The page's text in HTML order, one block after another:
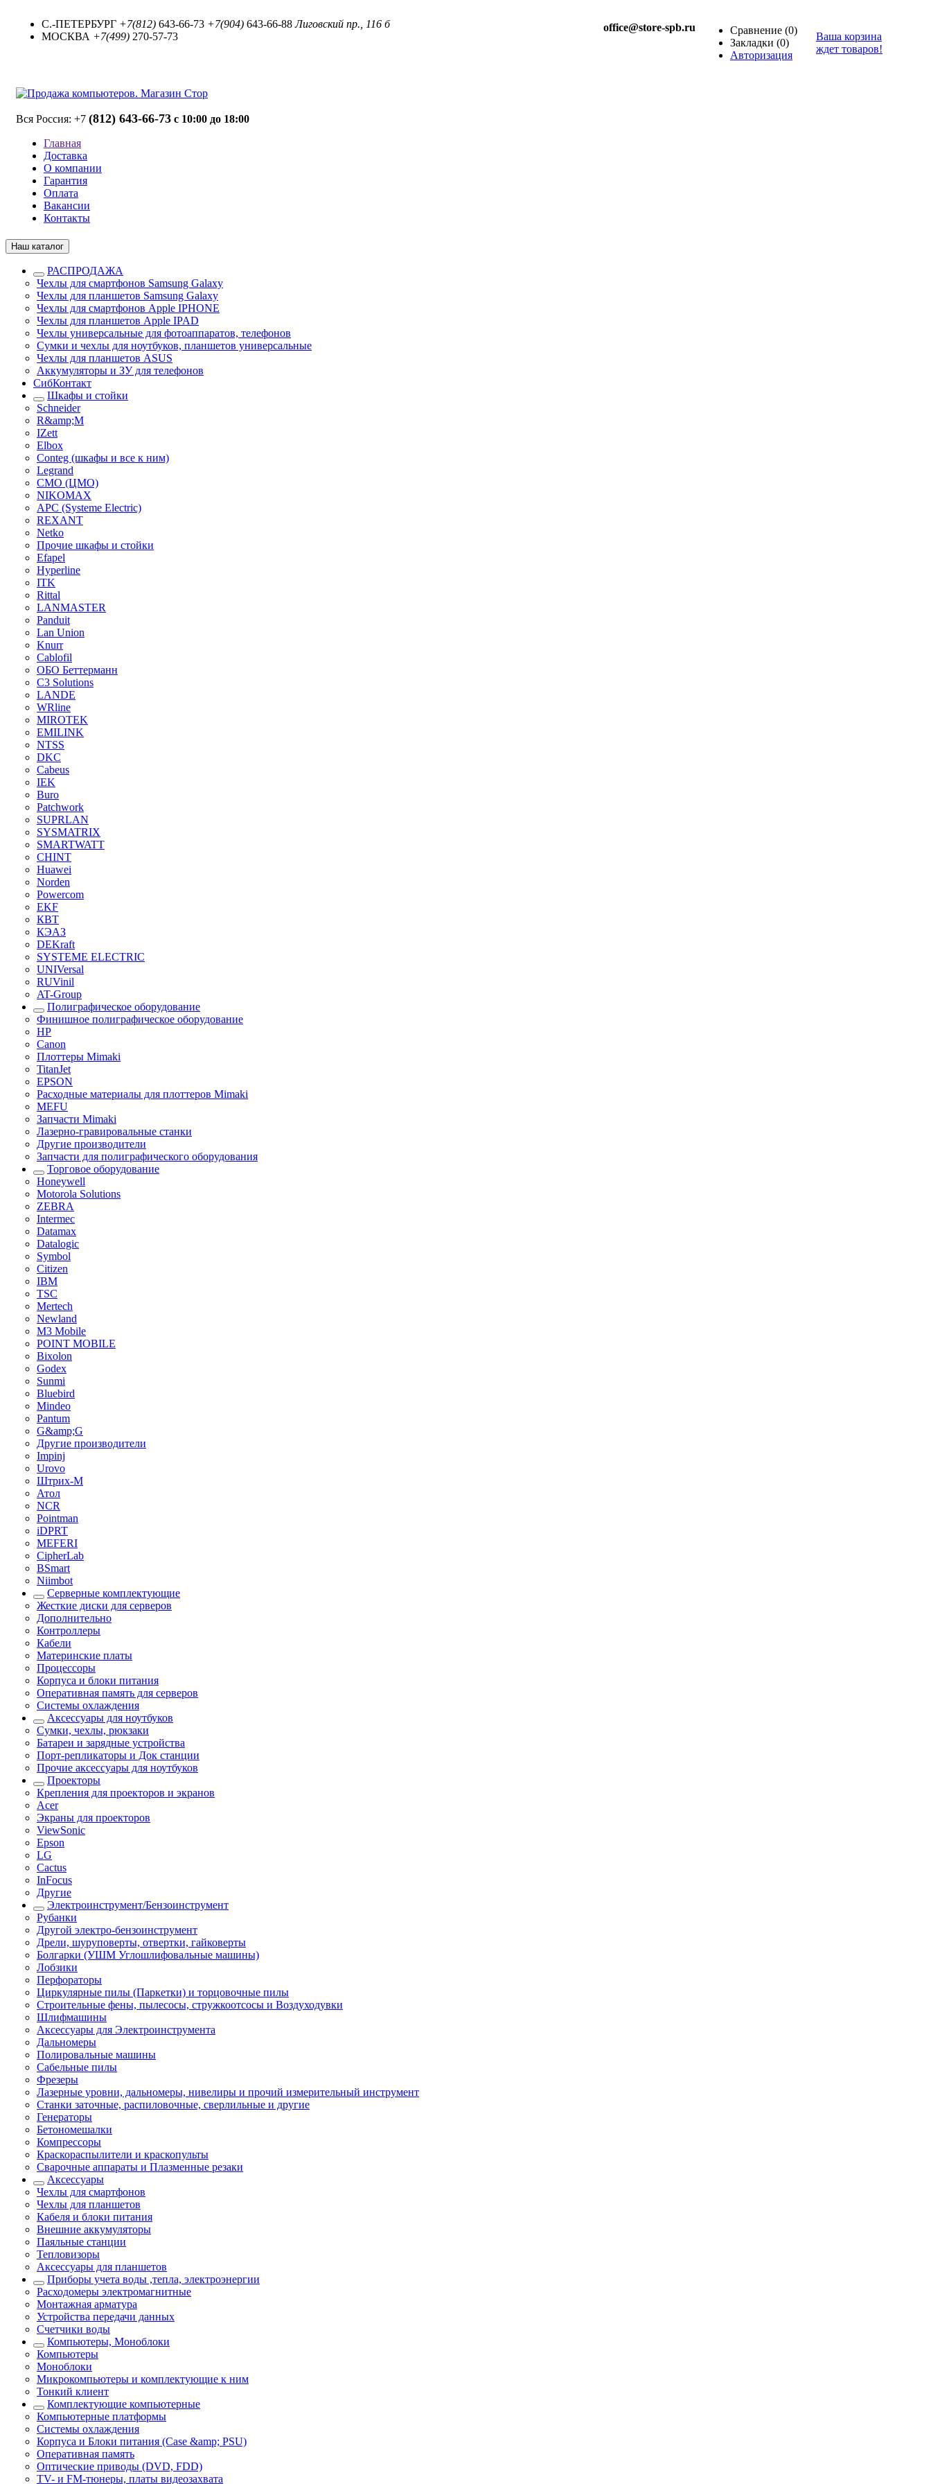
С.-ПЕТЕРБУРГ +7(812) 643-66-73 +7(904) 643-66-88Лиговский пр., 116 б
МОСКВА +7(499) 270-57-73
office@store-spb.ru Сравнение (0)
Закладки (0)
Авторизация
Ваша корзина
ждет товаров!
Вся Россия: +7 (812) 643-66-73 с 10:00 до 18:00
Главная
Доставка
О компании
Гарантия
Оплата
Вакансии
Контакты
Наш каталог
РАСПРОДАЖА
Чехлы для смартфонов Samsung Galaxy
Чехлы для планшетов Samsung Galaxy
Чехлы для смартфонов Apple IPHONE
Чехлы для планшетов Apple IPAD
Чехлы универсальные для фотоаппаратов, телефонов
Сумки и чехлы для ноутбуков, планшетов универсальные
Чехлы для планшетов ASUS
Аккумуляторы и ЗУ для телефонов
СибКонтакт
Шкафы и стойки
Schneider
R&amp;M
IZett
Elbox
Conteg (шкафы и все к ним)
Legrand
CMO (ЦМО)
NIKOMAX
APC (Systeme Electric)
REXANT
Netko
Прочие шкафы и стойки
Efapel
Hyperline
ITK
Rittal
LANMASTER
Panduit
Lan Union
Knurr
Cablofil
ОБО Беттерманн
C3 Solutions
LANDE
WRline
MIROTEK
EMILINK
NTSS
DKC
Cabeus
IEK
Buro
Patchwork
SUPRLAN
SYSMATRIX
SMARTWATT
CHINT
Huawei
Norden
Powercom
EKF
КВТ
КЭАЗ
DEKraft
SYSTEME ELECTRIC
UNIVersal
RUVinil
AT-Group
Полиграфическое оборудование
Финишное полиграфическое оборудование
HP
Canon
Плоттеры Mimaki
TitanJet
EPSON
Расходные материалы для плоттеров Mimaki
MEFU
Запчасти Mimaki
Лазерно-гравировальные станки
Другие производители
Запчасти для полиграфического оборудования
Торговое оборудование
Honeywell
Motorola Solutions
ZEBRA
Intermec
Datamax
Datalogic
Symbol
Citizen
IBM
TSC
Mertech
Newland
M3 Mobile
POINT MOBILE
Bixolon
Godex
Sunmi
Bluebird
Mindeo
Pantum
G&amp;G
Другие производители
Impinj
Urovo
Штрих-М
Атол
NCR
Pointman
iDPRT
MEFERI
CipherLab
BSmart
Niimbot
Серверные комплектующие
Жесткие диски для серверов
Дополнительно
Контроллеры
Кабели
Материнские платы
Процессоры
Корпуса и блоки питания
Оперативная память для серверов
Системы охлаждения
Аксессуары для ноутбуков
Сумки, чехлы, рюкзаки
Батареи и зарядные устройства
Порт-репликаторы и Док станции
Прочие аксессуары для ноутбуков
Проекторы
Крепления для проекторов и экранов
Acer
Экраны для проекторов
ViewSonic
Epson
LG
Cactus
InFocus
Другие
Электроинструмент/Бензоинструмент
Рубанки
Другой электро-бензоинструмент
Дрели, шуруповерты, отвертки, гайковерты
Болгарки (УШМ Углошлифовальные машины)
Лобзики
Перфораторы
Циркулярные пилы (Паркетки) и торцовочные пилы
Строительные фены, пылесосы, стружкоотсосы и Воздуходувки
Шлифмашины
Аксессуары для Электроинструмента
Дальномеры
Полировальные машины
Сабельные пилы
Фрезеры
Лазерные уровни, дальномеры, нивелиры и прочий измерительный инструмент
Станки заточные, распиловочные, сверлильные и другие
Генераторы
Бетономешалки
Компрессоры
Краскораспылители и краскопульты
Сварочные аппараты и Плазменные резаки
Аксессуары
Чехлы для смартфонов
Чехлы для планшетов
Кабеля и блоки питания
Внешние аккумуляторы
Паяльные станции
Тепловизоры
Аксессуары для планшетов
Приборы учета воды ,тепла, электроэнергии
Расходомеры электромагнитные
Монтажная арматура
Устройства передачи данных
Счетчики воды
Компьютеры, Моноблоки
Компьютеры
Моноблоки
Микрокомпьютеры и комплектующие к ним
Тонкий клиент
Комплектующие компьютерные
Компьютерные платформы
Системы охлаждения
Корпуса и Блоки питания (Case &amp; PSU)
Оперативная память
Оптические приводы (DVD, FDD)
ТV- и FM-тюнеры, платы видеозахвата